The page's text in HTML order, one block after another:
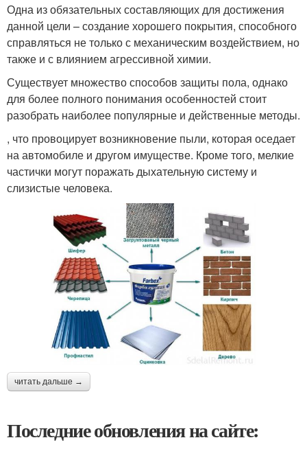
Одна из обязательных составляющих для достижения
данной цели – создание хорошего покрытия, способного
справляться не только с механическим воздействием, но
также и с влиянием агрессивной химии.
Существует множество способов защиты пола, однако
для более полного понимания особенностей стоит
разобрать наиболее популярные и действенные методы.
, что провоцирует возникновение пыли, которая оседает
на автомобиле и другом имуществе. Кроме того, мелкие
частички могут поражать дыхательную систему и
слизистые человека.
читать дальше →
Последние обновления на сайте: